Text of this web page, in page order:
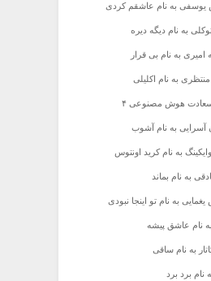
یوسفی به نام عاشقم کردی
به نام دیگه دیره
به نام بی قرار
به نام اکلیلی
سعادت هوش مصنوعی ۴
آسرایی به نام آشوب
به نام کرید اونتوس
به نام بماند
به نام تو اینجا نبودی
به نام عاشق پیشه
به نام ساقی
نام برد برد